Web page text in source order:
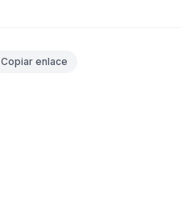
Copiar enlace